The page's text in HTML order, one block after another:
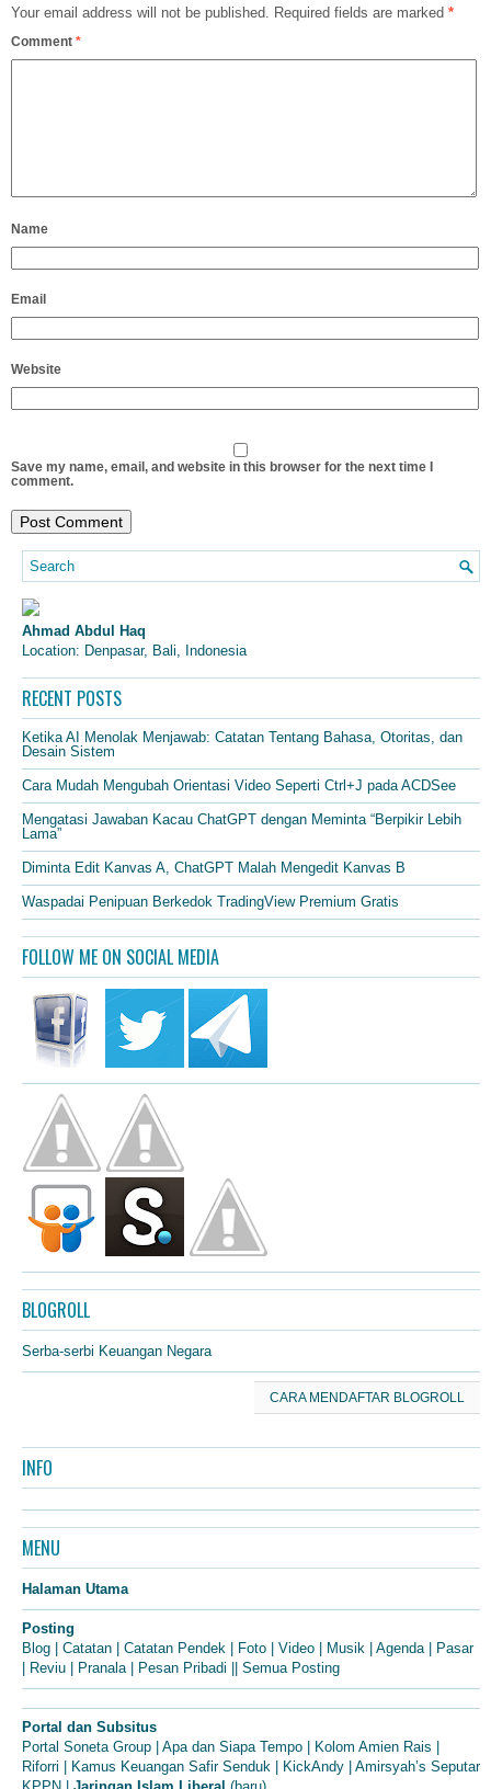
Your email address will not be published. Required fields are marked *
Comment *
Name
Email
Website
Save my name, email, and website in this browser for the next time I
comment.
Ahmad Abdul Haq
Location: Denpasar, Bali, Indonesia
RECENT POSTS
Ketika AI Menolak Menjawab: Catatan Tentang Bahasa, Otoritas, dan
Desain Sistem
Cara Mudah Mengubah Orientasi Video Seperti Ctrl+J pada ACDSee
Mengatasi Jawaban Kacau ChatGPT dengan Meminta “Berpikir Lebih
Lama”
Diminta Edit Kanvas A, ChatGPT Malah Mengedit Kanvas B
Waspadai Penipuan Berkedok TradingView Premium Gratis
FOLLOW ME ON SOCIAL MEDIA
BLOGROLL
Serba-serbi Keuangan Negara
CARA MENDAFTAR BLOGROLL
INFO
MENU
Halaman Utama
Posting
Blog
Catatan Catatan Pendek Foto Video Musik Agenda|
Pasar
Reviu Pranala| Pesan Pribadi Semua Posting
Portal dan Subsitus
Portal Soneta Group
Apa dan Siapa Tempo Kolom Amien Rais
Riforri
Kamus Keuangan Safir Senduk KickAndy
Amirsyah’s Seputar